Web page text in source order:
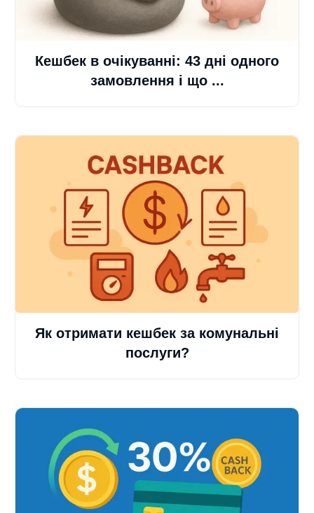
Кешбек в очікуванні: 43 дні одного
замовлення і що ...
Як отримати кешбек за комунальні
послуги?